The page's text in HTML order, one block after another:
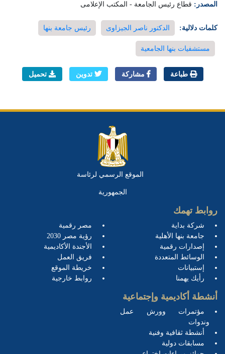
المصدر: قطاع رئيس الجامعة - المكتب الإعلامى
كلمات دلالية: الدكتور ناصر الجيزاوى رئيس جامعة بنها
مستشفيات بنها الجامعية
طباعة مشاركة تدوين تحميل
الموقع الرسمي لرئاسة
الجمهورية
روابط تهمك
شركة بداية
جامعة بنها الأهلية
إصدارات رقمية
الوسائط المتعددة
إستبيانات
رأيك يهمنا
مصر رقمية
رؤية مصر 2030
الأجندة الأكاديمية
فريق العمل
خريطة الموقع
روابط خارجية
أنشطة أكاديمية وإجتماعية
مؤتمرات وورش عمل
وندوات
أنشطة ثقافية وفنية
مسابقات دولية